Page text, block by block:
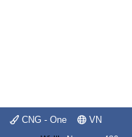
CNG - One VN